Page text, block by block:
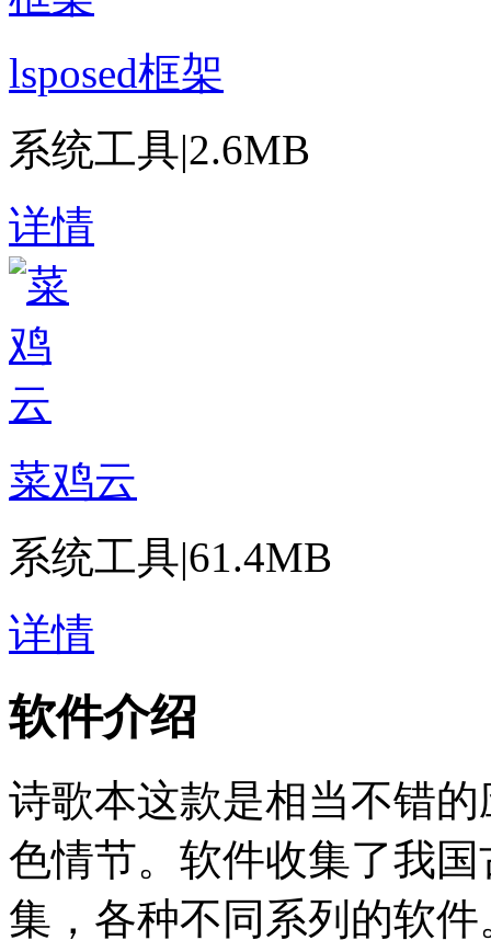
lsposed框架
系统工具|2.6MB
详情
菜鸡云
系统工具|61.4MB
详情
软件介绍
诗歌本这款是相当不错
色情节。软件收集了我
集，各种不同系列的软